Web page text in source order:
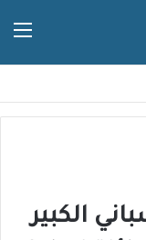
الكبير